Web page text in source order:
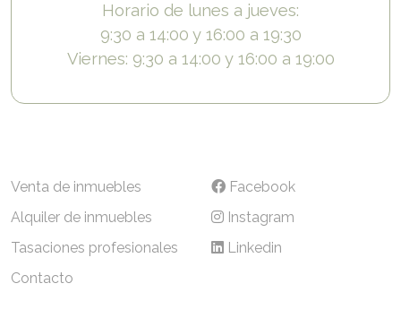
Horario de lunes a jueves:
9:30 a 14:00 y 16:00 a 19:30
Viernes: 9:30 a 14:00 y 16:00 a 19:00
Venta de inmuebles
Alquiler de inmuebles
Tasaciones profesionales
Contacto
Facebook
Instagram
Linkedin